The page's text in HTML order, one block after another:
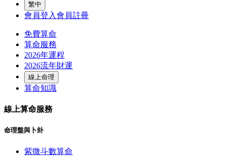
繁中
會員登入會員註冊
免費算命
算命服務
2026年運程
2026流年財運
線上命理
算命知識
線上算命服務
命理盤與卜卦
紫微斗數算命